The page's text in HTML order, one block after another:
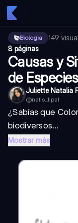
Biologia 149
8 páginas
Causas y
de
Juliette Natalia
@natis_fipal
¿Sabías que
biodiversos...
Mostrar más